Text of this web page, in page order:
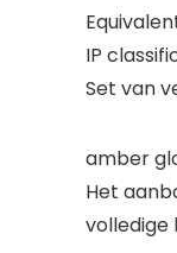
IP
Set van
amber
Het
volledige